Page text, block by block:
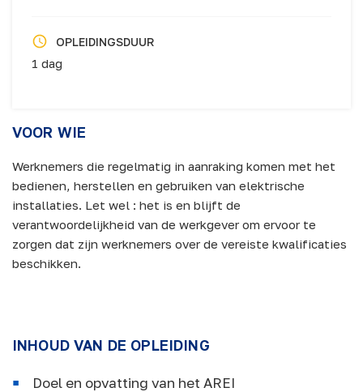
VOOR WIE
Werknemers die regelmatig in aanraking komen met het
bedienen, herstellen en gebruiken van elektrische
installaties. Let wel : het is en blijft de
verantwoordelijkheid van de werkgever om ervoor te
zorgen dat zijn werknemers over de vereiste kwalificaties
beschikken.
INHOUD VAN DE OPLEIDING
Doel en opvatting van het AREI
OPLEIDINGSDUUR
1 dag